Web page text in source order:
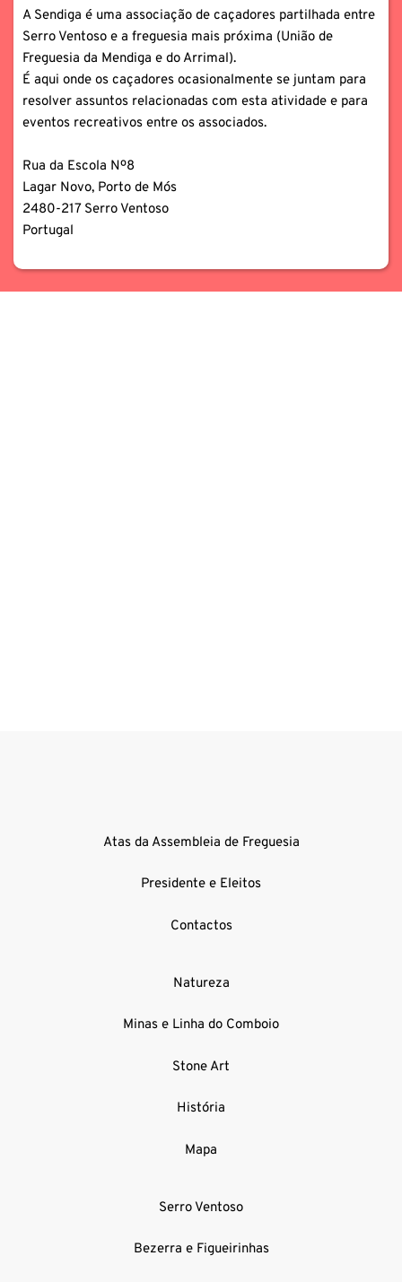
A Sendiga é uma associação de caçadores partilhada entre
Serro Ventoso e a freguesia mais próxima (União de
Freguesia da Mendiga e do Arrimal).
É aqui onde os caçadores ocasionalmente se juntam para
resolver assuntos relacionadas com esta atividade e para
eventos recreativos entre os associados.
Rua da Escola Nº8
Lagar Novo, Porto de Mós
2480-217 Serro Ventoso
Portugal
Atas da Assembleia de Freguesia
Presidente e Eleitos
Contactos
Natureza
Minas e Linha do Comboio
Stone Art
História
Mapa
Serro Ventoso
Bezerra e Figueirinhas